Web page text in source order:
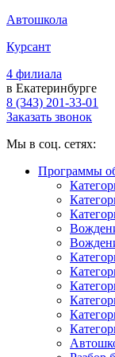
Автошкола
Курсант
4 филиала
в Екатеринбурге
8 (343) 201-33-01
Заказать звонок
Мы в соц. сетях:
Программы